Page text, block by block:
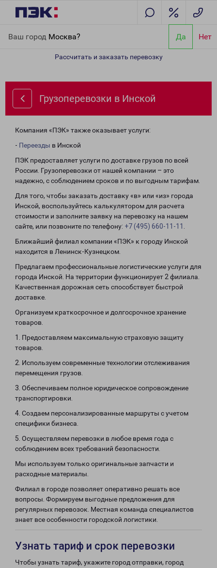
Ваш город Москва? Да Нет
Рассчитать и заказать перевозку
Грузоперевозки в Инской
Компания «ПЭК» также оказывает услуги:
- Переезды в Инской
ПЭК предоставляет услуги по доставке грузов по всей
России. Грузоперевозки от нашей компании – это
надежно, с соблюдением сроков и по выгодным тарифам.
Для того, чтобы заказать доставку «в» или «из» города
Инской, воспользуйтесь калькулятором для расчета
стоимости и заполните заявку на перевозку на нашем
сайте, или позвоните по телефону: +7 (495) 660-11-11
Ближайший филиал компании «ПЭК» к городу Инской
находится в Ленинск-Кузнецком.
Предлагаем профессиональные логистические услуги для
города Инской. На территории функционирует 2 филиала.
Качественная дорожная сеть способствует быстрой
доставке.
Организуем краткосрочное и долгосрочное хранение
товаров.
1. Предоставляем максимальную страховую защиту
товаров.
2. Используем современные технологии отслеживания
перемещения грузов.
3. Обеспечиваем полное юридическое сопровождение
транспортировки.
4. Создаем персонализированные маршруты с учетом
специфики бизнеса.
5. Осуществляем перевозки в любое время года с
соблюдением всех требований безопасности.
Мы используем только оригинальные запчасти и
расходные материалы.
Филиал в городе позволяет оперативно решать все
вопросы. Формируем выгодные предложения для
регулярных перевозок. Местная команда специалистов
знает все особенности городской логистики.
Узнать тариф и срок перевозки
Чтобы узнать тариф, укажите город отправки, город